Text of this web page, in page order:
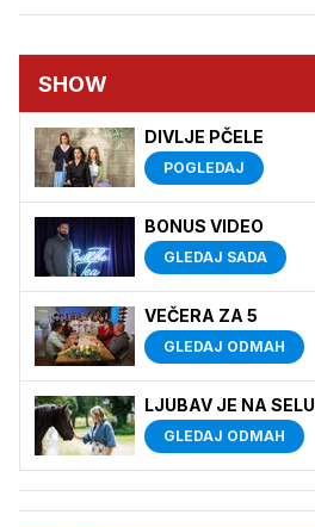
SHOW
DIVLJE PČELE
POGLEDAJ
BONUS VIDEO
GLEDAJ SADA
VEČERA ZA 5
GLEDAJ ODMAH
LJUBAV JE NA SELU
GLEDAJ ODMAH